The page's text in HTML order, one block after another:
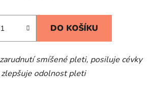
DO KOŠÍKU
smíšené pleti, posiluje cévky
zlepšuje odolnost pleti